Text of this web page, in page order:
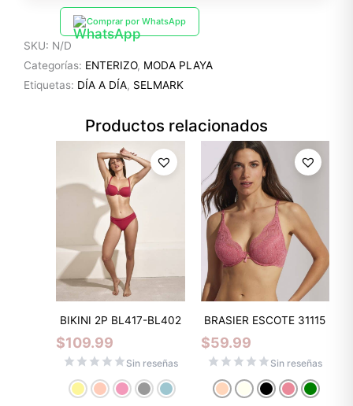
Comprar por WhatsApp
SKU: N/D
Categorías: ENTERIZO, MODA PLAYA
Etiquetas: DÍA A DÍA, SELMARK
Productos relacionados
BIKINI 2P BL417-BL402
$109.99
Sin reseñas
BRASIER ESCOTE 31115
$59.99
Sin reseñas